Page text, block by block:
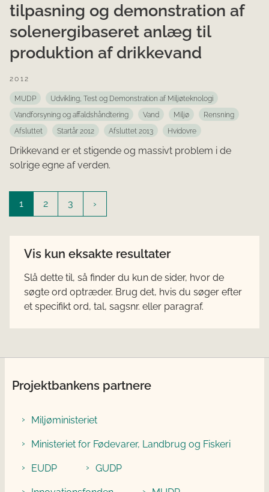
tilpasning og demonstration af
solenergibaseret anlæg til
produktion af drikkevand
2012
MUDP
Udvikling, Test og Demonstration af Miljøteknologi
Vandforsyning og affaldshåndtering
Vand Miljø
Rensning
Afsluttet
Startår 2012 Afsluttet 2013 Hvidovre
Drikkevand er et stigende og massivt problem i de
solrige egne af verden.
1 2 3
Vis kun eksakte resultater
Slå dette til, så finder du kun de sider, hvor de
søgte ord optræder. Brug det, hvis du søger efter
et specifikt ord, tal, sagsnr. eller paragraf.
Projektbankens partnere
Miljøministeriet
Ministeriet for Fødevarer, Landbrug og Fiskeri
EUDP GUDP